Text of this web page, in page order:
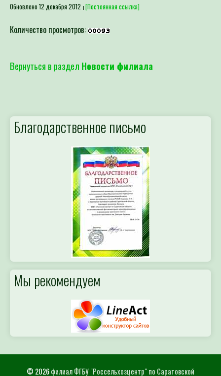
Обновлено 12 декабря 2012 [Постоянная ссылка]
Количество просмотров:
Вернуться в раздел Новости филиала
Благодарственное письмо
Мы рекомендуем
© 2026филиал ФГБУ "Россельхозцентр" по Саратовской